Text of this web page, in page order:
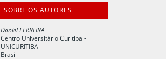
SOBRE OS AUTORES
Daniel FERREIRA
Centro Universitário Curitiba -
UNICURITIBA
Brasil